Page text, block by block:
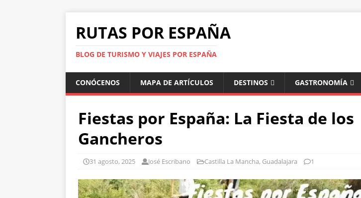
RUTAS POR ESPAÑA
BLOG DE TURISMO Y VIAJES POR ESPAÑA
CONÓCENOS MAPA DE ARTÍCULOS DESTINOS GASTRONOMÍA
Fiestas por España: La Fiesta de los
Gancheros
31 agosto, 2025 José Escribano Castilla La Mancha, Guadalajara 1